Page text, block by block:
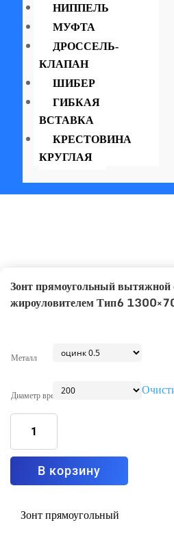
НИППЕЛЬ
МУФТА
ДРОССЕЛЬ-
КЛАПАН
ШИБЕР
ГИБКАЯ
ВСТАВКА
КРЕСТОВИНА
КРУГЛАЯ
Зонт прямоугольный вытяжной
жироуловителем Тип6
Металл
Диаметр врезки
Количество
вытяжной
островной
фильтром-
жироуловителем
В корзину
Зонт прямоугольный